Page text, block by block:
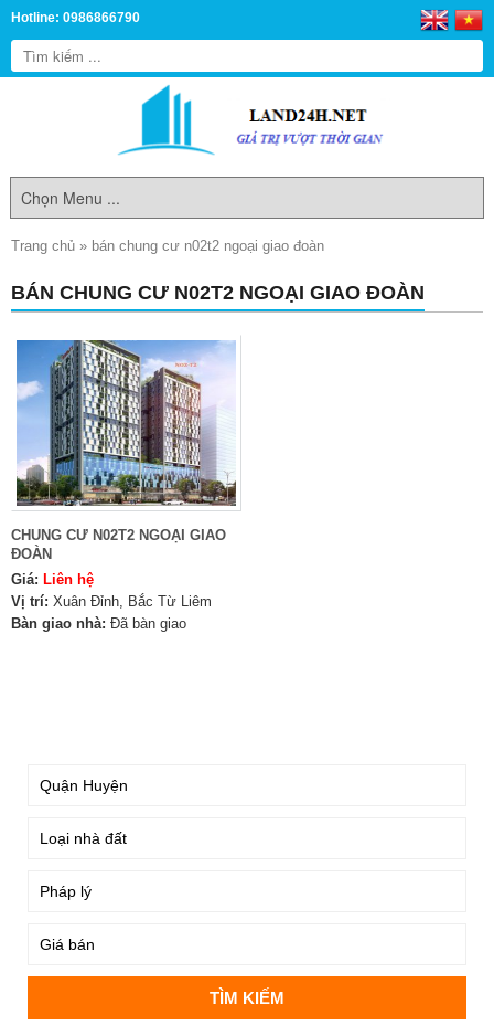
Hotline: 0986866790
Trang chủ » bán chung cư n02t2 ngoại giao đoàn
BÁN CHUNG CƯ N02T2 NGOẠI GIAO ĐOÀN
CHUNG CƯ N02T2 NGOẠI GIAO
ĐOÀN
Giá: Liên hệ
Vị trí: Xuân Đỉnh, Bắc Từ Liêm
Bàn giao nhà: Đã bàn giao